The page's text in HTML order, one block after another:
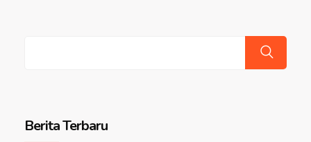
Berita Terbaru